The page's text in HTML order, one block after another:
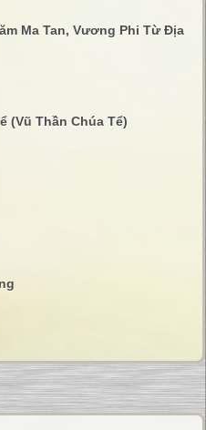
Ma Tan, Vương Phi Từ Địa
(Vũ Thần Chúa Tể)